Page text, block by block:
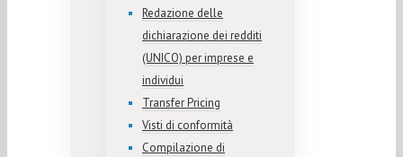
Redazione delle
dichiarazione dei redditi
(UNICO) per imprese e
individui
Transfer Pricing
Visti di conformità
Compilazione di